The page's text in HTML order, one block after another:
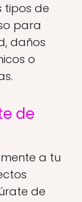
tipos de
para
daños
o
de
a tu
de